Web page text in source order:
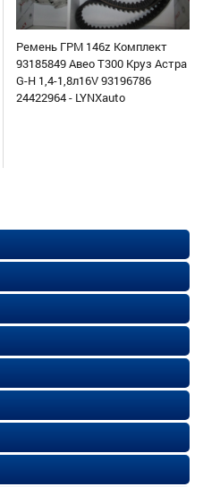
Ремень ГРМ 146z Комплект
93185849 Авео Т300 Круз Астра
G-H 1,4-1,8л16V 93196786
24422964 - LYNXauto